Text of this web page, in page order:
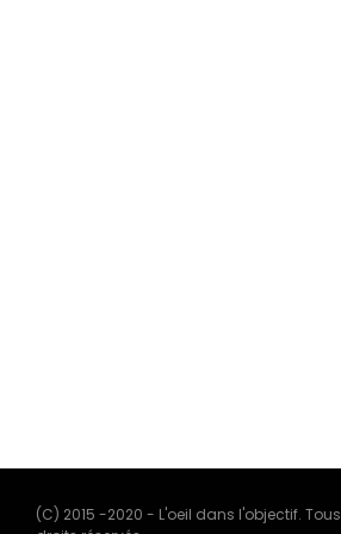
(C) 2015 -2020 - L'oeil dans l'objectif. Tous